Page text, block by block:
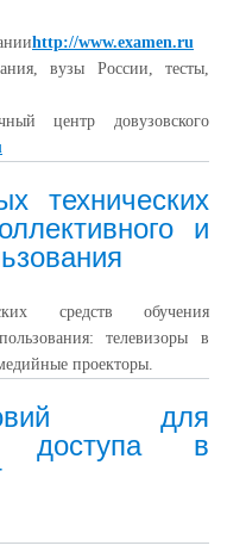
http://www.examen.ru
вузы России, тесты,
центр довузовского
технических
и
средств обучения
телевизоры в
проекторы.
для
доступа в